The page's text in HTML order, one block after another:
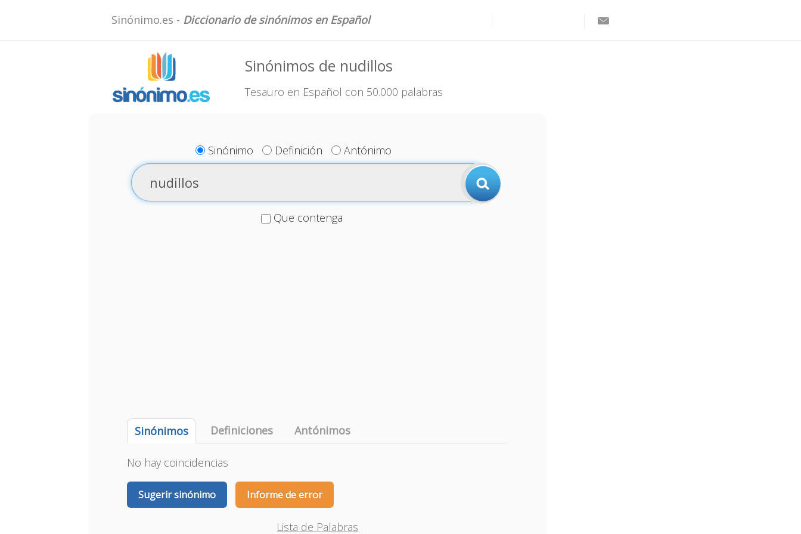
Sinónimo.es - Diccionario de sinónimos en Español
Sinónimos de nudillos
Tesauro en Español con 50.000 palabras
Sinónimo Definición Antónimo
Que contenga
Sinónimos Definiciones Antónimos
No hay coincidencias
Sugerir sinónimo Informe de error
Lista de Palabras